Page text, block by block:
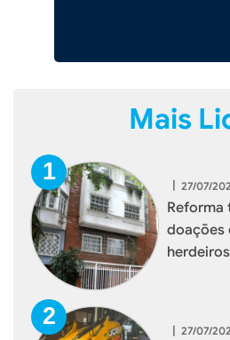
Mais
| 27/07/
Reforma
doações
herdeiros
| 27/07/